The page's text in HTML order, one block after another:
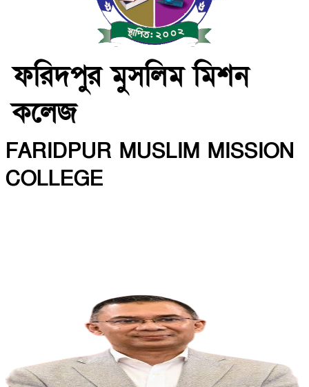
ফরিদপুর মুসলিম মিশন
কলেজ
FARIDPUR MUSLIM MISSION
COLLEGE